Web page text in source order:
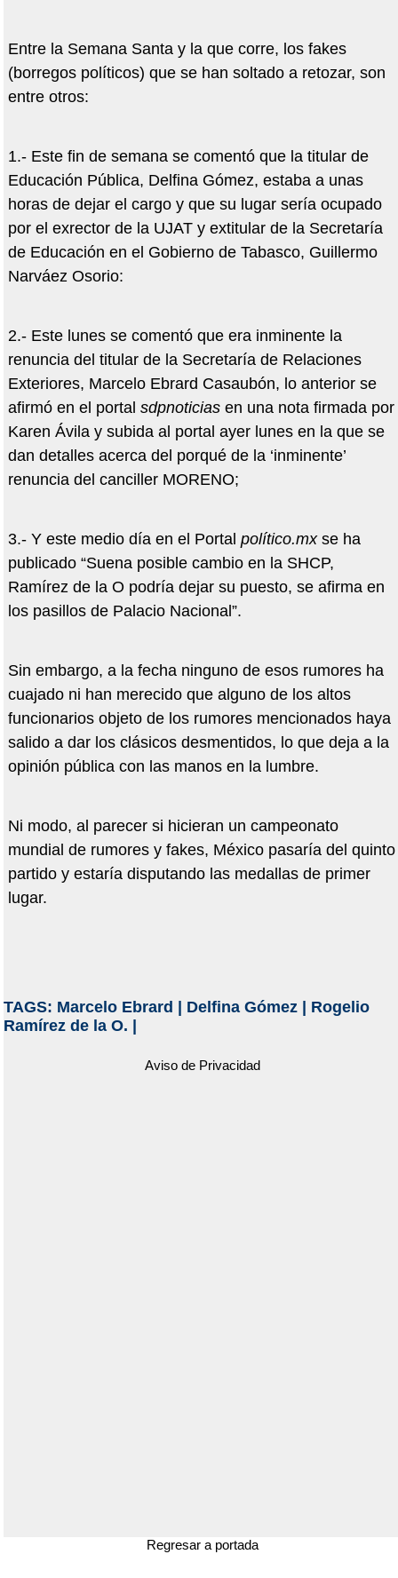
Entre la Semana Santa y la que corre, los fakes
(borregos políticos) que se han soltado a retozar, son
entre otros:
1.- Este fin de semana se comentó que la titular de
Educación Pública, Delfina Gómez, estaba a unas
horas de dejar el cargo y que su lugar sería ocupado
por el exrector de la UJAT y extitular de la Secretaría
de Educación en el Gobierno de Tabasco, Guillermo
Narváez Osorio:
2.- Este lunes se comentó que era inminente la
renuncia del titular de la Secretaría de Relaciones
Exteriores, Marcelo Ebrard Casaubón, lo anterior se
afirmó en el portal sdpnoticias en una nota firmada por
Karen Ávila y subida al portal ayer lunes en la que se
dan detalles acerca del porqué de la ‘inminente’
renuncia del canciller MORENO;
3.- Y este medio día en el Portal político.mxse ha
publicado “Suena posible cambio en la SHCP,
Ramírez de la O podría dejar su puesto, se afirma en
los pasillos de Palacio Nacional”.
Sin embargo, a la fecha ninguno de esos rumores ha
cuajado ni han merecido que alguno de los altos
funcionarios objeto de los rumores mencionados haya
salido a dar los clásicos desmentidos, lo que deja a la
opinión pública con las manos en la lumbre.
Ni modo, al parecer si hicieran un campeonato
mundial de rumores y fakes, México pasaría del quinto
partido y estaría disputando las medallas de primer
lugar.
TAGS: Marcelo Ebrard Delfina Gómez| Rogelio
Ramírez de la O.
Aviso de Privacidad
Regresar a portada